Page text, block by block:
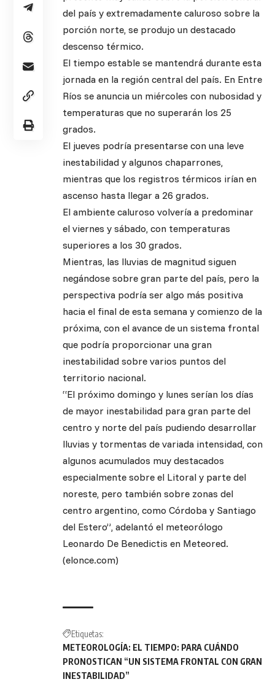
del país y extremadamente caluroso sobre la
porción norte, se produjo un destacado
descenso térmico.
El tiempo estable se mantendrá durante esta
jornada en la región central del país. En Entre
Ríos se anuncia un miércoles con nubosidad y
temperaturas que no superarán los 25
grados.
El jueves podría presentarse con una leve
inestabilidad y algunos chaparrones,
mientras que los registros térmicos irían en
ascenso hasta llegar a 26 grados.
El ambiente caluroso volvería a predominar
el viernes y sábado, con temperaturas
superiores a los 30 grados.
Mientras, las lluvias de magnitud siguen
negándose sobre gran parte del país, pero la
perspectiva podría ser algo más positiva
hacia el final de esta semana y comienzo de la
próxima, con el avance de un sistema frontal
que podría proporcionar una gran
inestabilidad sobre varios puntos del
territorio nacional.
“El próximo domingo y lunes serían los días
de mayor inestabilidad para gran parte del
centro y norte del país pudiendo desarrollar
lluvias y tormentas de variada intensidad, con
algunos acumulados muy destacados
especialmente sobre el Litoral y parte del
noreste, pero también sobre zonas del
centro argentino, como Córdoba y Santiago
del Estero”, adelantó el meteorólogo
Leonardo De Benedictis en Meteored.
(elonce.com)
Etiquetas:
METEOROLOGÍA: EL TIEMPO: PARA CUÁNDO
PRONOSTICAN “UN SISTEMA FRONTAL CON GRAN
INESTABILIDAD”